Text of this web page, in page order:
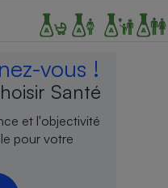
vous !
Santé
et l'objectivité
pour votre